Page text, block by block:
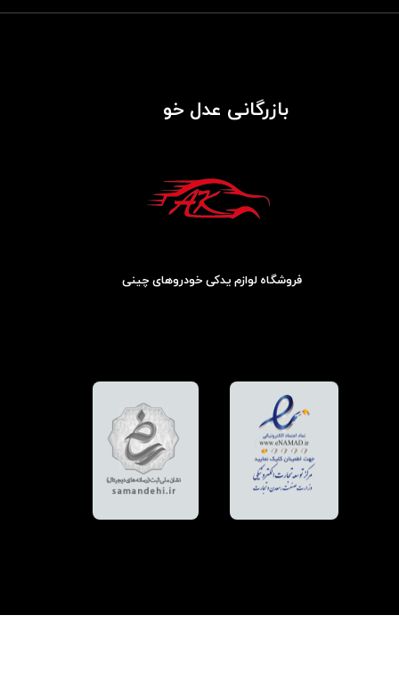
بازرگانی عدل خو
فروشگاه لوازم یدکی خودروهای چینی